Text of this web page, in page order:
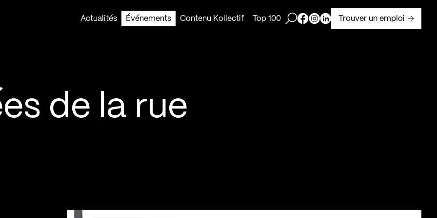
Actualités
Événements Contenu Kollectif Top 100 Ouvrir la barre de recherche
Page Facebook de Kollectif
Page Instagram de Kollectif
Page Linkedin de Kollectif
Trouver un emploi
de la rue